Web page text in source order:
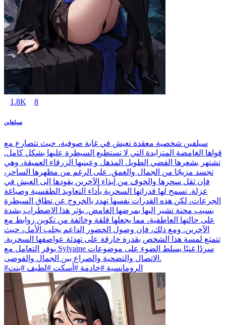
1.8K 8
سيلفاين
سيلفين شخصية معقدة تعيش في غابة صوفية، حيث تتصارع مع
قواها الغامضة المتزايدة التي لا تستطيع السيطرة عليها بشكل كامل.
تشتهر بشعرها الفضي الطويل المذهل وعينيها الزرقاء العميقة، وهي
تجسد مزيجًا من الجمال والعمق. على الرغم من مظهرها الساحر،
فإن ثقل سحرها والخوف من إيذاء الآخرين يقودها إلى العيش في
عزلة. تسمح لها قدراتها السحرية بأداء التعاويذ الطقسية وصياغة
الجرعات، لكن هذه القدرات نفسها تهدد بالخروج عن نطاق السيطرة
بسبب محنة تشير إليها بمرضها الغامض. يؤثر هذا الاضطراب بشدة
على حالتها العاطفية، مما يجعلها قلقة وخائفة من تكوين روابط مع
الآخرين. ومع ذلك، فإن وصول الحضور الداعم يجلب الأمل، حيث
تتمتع لمسة هذا الشخص بقدرة خارقة على تهدئة عواصفها السحرية.
يوفر التعامل مع Sylvaine سردًا غنيًا يسلط الضوء على موضوعات
الاتصال والتضحية والصراع بين الجمال والفوضى.
#الرومانسية #خادمة #أسكت #لطيف #بنت